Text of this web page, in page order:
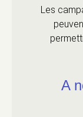
Les
A